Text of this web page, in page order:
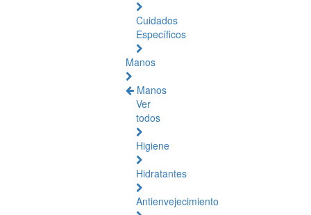
Cuidados
Específicos
Manos
Manos
Ver
todos
Higiene
Hidratantes
Antienvejecimiento